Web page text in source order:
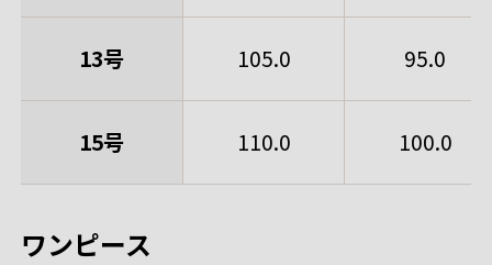
13号 105.0 95.0
15号 110.0 100.0
ワンピース